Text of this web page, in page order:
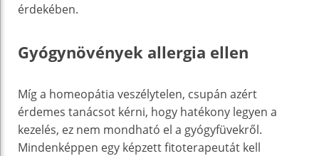
érdekében.
Gyógynövények allergia ellen
Míg a homeopátia veszélytelen, csupán azért
érdemes tanácsot kérni, hogy hatékony legyen a
kezelés, ez nem mondható el a gyógyfüvekről.
Mindenképpen egy képzett fitoterapeutát kell